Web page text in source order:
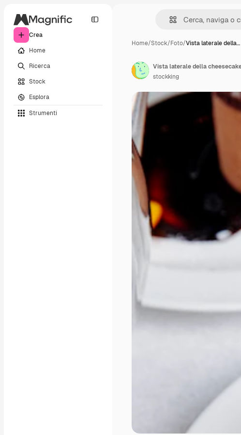
Crea
Home
Ricerca
Stock
Esplora
Strumenti
Home/Stock/Foto/Vista laterale della…
Vista laterale della
stockking